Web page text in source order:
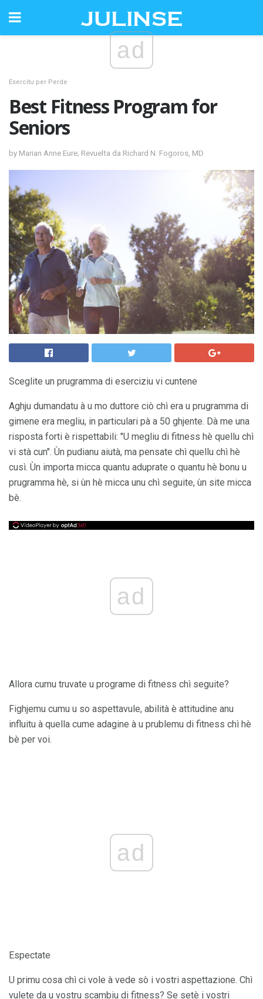
ad
Esercitu per Perde
Best Fitness Program for
Seniors
by Marian Anne Eure; Revuelta da Richard N. Fogoros, MD
Sceglite un prugramma di eserciziu vi cuntene
Aghju dumandatu à u mo duttore ciò chì era u prugramma di
gimene era megliu, in particulari pà a 50 ghjente. Dà me una
risposta forti è rispettabili: "U megliu di fitness hè quellu chì
vi stà cun". Ùn pudianu aiutà, ma pensate chì quellu chì hè
cusì. Ùn importa micca quantu aduprate o quantu hè bonu u
prugramma hè, si ùn hè micca unu chì seguite, ùn site micca
bè.
ad
Allora cumu truvate u programe di fitness chì seguite?
Fighjemu cumu u so aspettavule, abilità è attitudine anu
influitu à quella cume adagine à u prublemu di fitness chì hè
bè per voi.
ad
Espectate
U primu cosa chì ci vole à vede sò i vostri aspettazione. Chì
vulete da u vostru scambiu di fitness? Se setè i vostri